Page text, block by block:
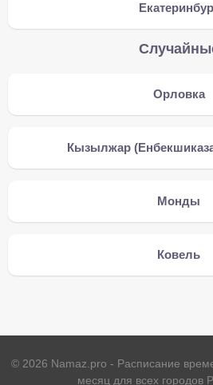
Орловка
Кызылжар
Монды
Ковель
© 2026 Namaz.pro - Расписание
месяц для всех городов